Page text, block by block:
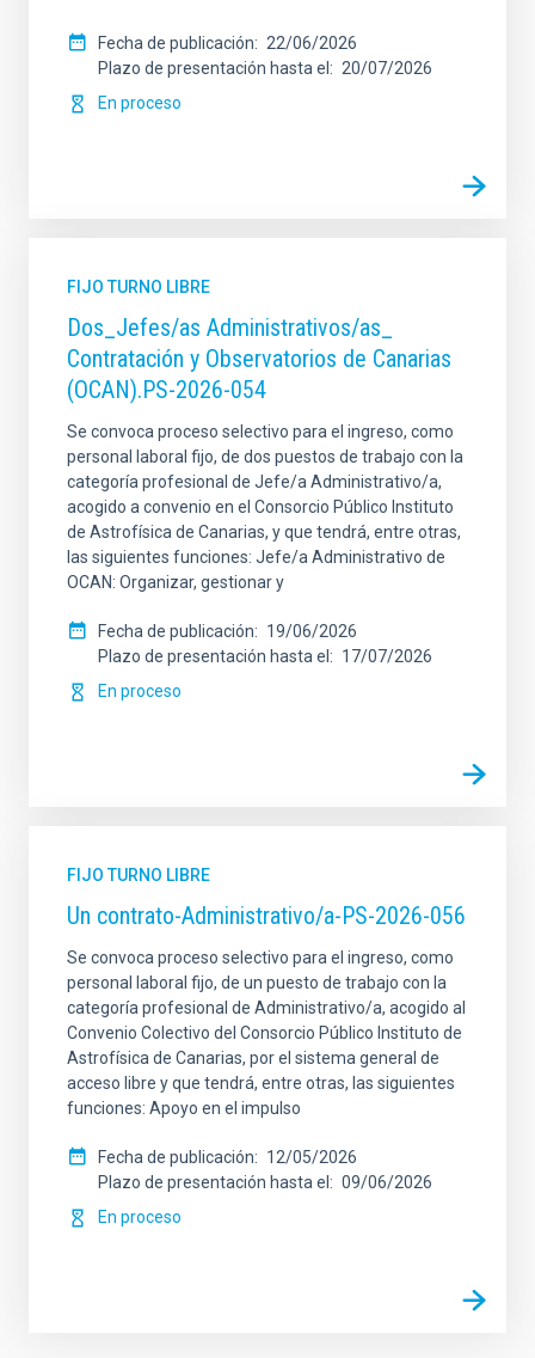
Fecha de publicación
22/06/2026
Plazo de presentación hasta el
20/07/2026
En proceso
FIJO TURNO LIBRE
Dos_Jefes/as Administrativos/as_
Contratación y Observatorios de Canarias
(OCAN).PS-2026-054
Se convoca proceso selectivo para el ingreso, como
personal laboral fijo, de dos puestos de trabajo con la
categoría profesional de Jefe/a Administrativo/a,
acogido a convenio en el Consorcio Público Instituto
de Astrofísica de Canarias, y que tendrá, entre otras,
las siguientes funciones: Jefe/a Administrativo de
OCAN: Organizar, gestionar y
Fecha de publicación
19/06/2026
Plazo de presentación hasta el
17/07/2026
En proceso
FIJO TURNO LIBRE
Un contrato-Administrativo/a-PS-2026-056
Se convoca proceso selectivo para el ingreso, como
personal laboral fijo, de un puesto de trabajo con la
categoría profesional de Administrativo/a, acogido al
Convenio Colectivo del Consorcio Público Instituto de
Astrofísica de Canarias, por el sistema general de
acceso libre y que tendrá, entre otras, las siguientes
funciones: Apoyo en el impulso
Fecha de publicación
12/05/2026
Plazo de presentación hasta el
09/06/2026
En proceso